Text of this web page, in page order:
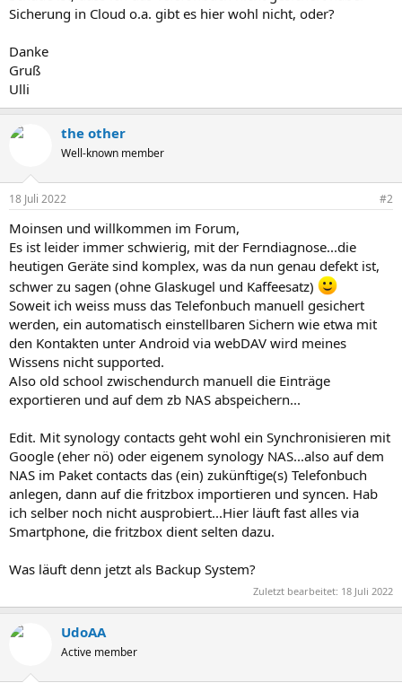
Sicherung in Cloud o.a. gibt es hier wohl nicht, oder?
Danke
Gruß
Ulli
the other
Well-known member
18 Juli 2022 #2
Moinsen und willkommen im Forum,
Es ist leider immer schwierig, mit der Ferndiagnose...die
heutigen Geräte sind komplex, was da nun genau defekt ist,
schwer zu sagen (ohne Glaskugel und Kaffeesatz)
Soweit ich weiss muss das Telefonbuch manuell gesichert
werden, ein automatisch einstellbaren Sichern wie etwa mit
den Kontakten unter Android via webDAV wird meines
Wissens nicht supported.
Also old school zwischendurch manuell die Einträge
exportieren und auf dem zb NAS abspeichern...
Edit. Mit synology contacts geht wohl ein Synchronisieren mit
Google (eher nö) oder eigenem synology NAS...also auf dem
NAS im Paket contacts das (ein) zukünftige(s) Telefonbuch
anlegen, dann auf die fritzbox importieren und syncen. Hab
ich selber noch nicht ausprobiert...Hier läuft fast alles via
Smartphone, die fritzbox dient selten dazu.
Was läuft denn jetzt als Backup System?
Zuletzt bearbeitet: 18 Juli 2022
UdoAA
Active member